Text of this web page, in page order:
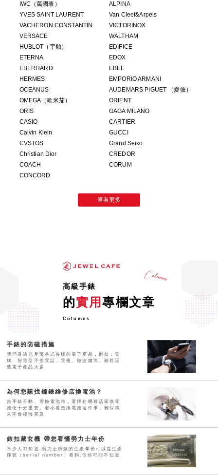
IWC（萬國表）
ALPINA
YVES SAINT LAURENT
Van Cleef&Arpels
VACHERON CONSTANTIN
VICTORINOX
VERSACE
WALTHAM
HUBLOT（宇舶）
EDIFICE
ETERNA
EDOX
EBERHARD
EBEL
HERMES
EMPORIO ARMANI
OCEANUS
AUDEMARS PIGUET （愛彼）
OMEGA（歐米茄）
ORIENT
ORIS
GAGA MILANO
CASIO
CARTIER
Calvin Klein
GUCCI
CVSTOS
Grand Seiko
Christian Dior
CREDOR
COACH
CORUM
CONCORD
查看更多
高級手錶
的實用專欄文章
Columns
手錶的防磁措施
我們身邊充斥著各式各樣的電子產品，例如：電
腦、智慧型手提電話、電視、微波爐等。雖然這
些電子產品大多
為何您該找鐘錶維修店換電池？
當手錶不動、需換電池時，選擇在哪種店家換電
池便十分重要。若小看更換電池這件事，難保將
來不會後悔莫及
錶扣藏玄機 帶您看懂勞力士年份
不少人都知道,勞力士腕錶的生產年份可以從生產
序號（serial number）看到,但你可能不知道